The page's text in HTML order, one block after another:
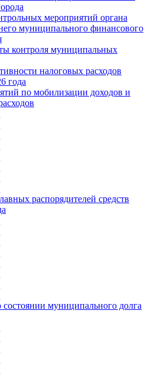
мероприятий органа
муниципального финансового
контроля муниципальных
налоговых расходов
года
по мобилизации доходов и
распорядителей средств
муниципального долга